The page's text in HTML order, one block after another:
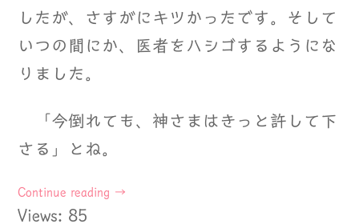
したが、さすがにキツかったです。そして
いつの間にか、医者をハシゴするようにな
りました。
「今倒れても、神さまはきっと許して下
さる」とね。
Continue reading →
Views: 85